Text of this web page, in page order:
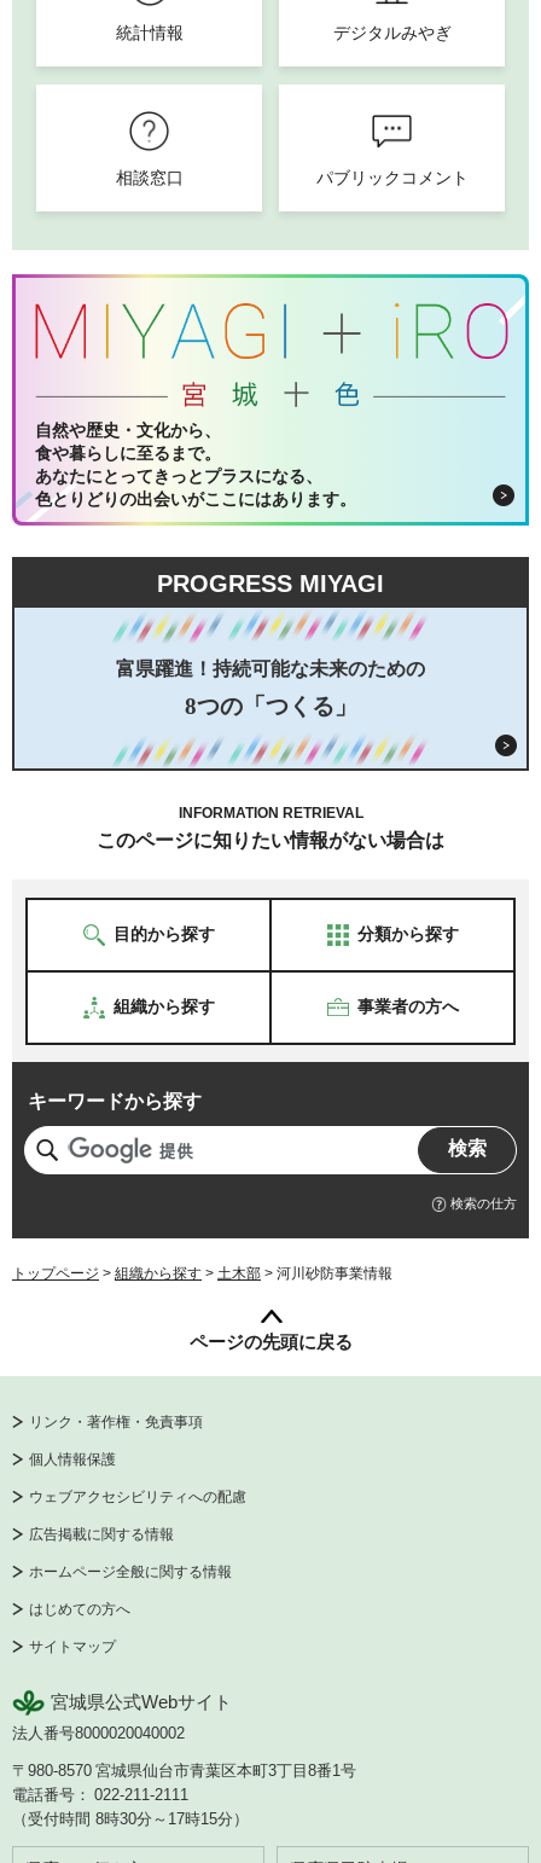
統計情報 デジタルみやぎ
相談窓口 パブリックコメント
自然や歴史・文化から、
食や暮らしに至るまで。
あなたにとってきっとプラスになる、
色とりどりの出会いがここにはあります。
PROGRESS MIYAGI
富県躍進！持続可能な未来のための
8つの「つくる」
INFORMATION RETRIEVAL
このページに知りたい情報がない場合は
目的から探す 分類から探す
組織から探す 事業者の方へ
キーワードから探す
検索の仕方
トップページ > 組織から探す > 土木部 > 河川砂防事業情報
ページの先頭に戻る
リンク・著作権・免責事項
個人情報保護
ウェブアクセシビリティへの配慮
広告掲載に関する情報
ホームページ全般に関する情報
はじめての方へ
サイトマップ
宮城県公式Webサイト
法人番号8000020040002
〒980-8570 宮城県仙台市青葉区本町3丁目8番1号
電話番号： 022-211-2111
（受付時間 8時30分～17時15分）